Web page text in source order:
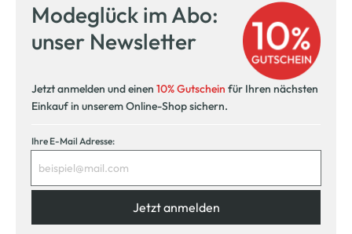
Modeglück im Abo:
unser Newsletter
Jetzt anmelden und einen 10% Gutschein für Ihren nächsten
Einkauf in unserem Online-Shop sichern.
Ihre E-Mail Adresse:
Jetzt anmelden